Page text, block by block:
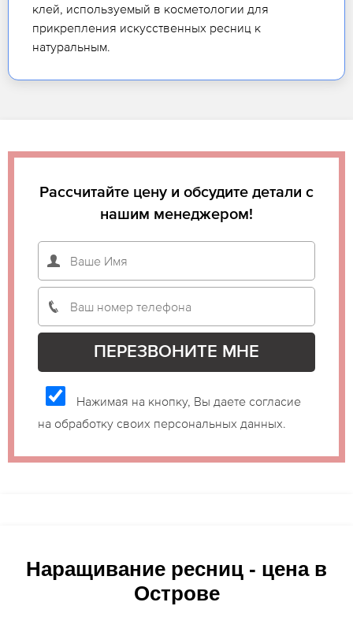
клей, используемый в косметологии для
прикрепления искусственных ресниц к
натуральным.
Рассчитайте цену и обсудите детали с
нашим менеджером!
Нажимая на кнопку, Вы даете согласие
на обработку своих персональных данных.
Наращивание ресниц - цена в
Острове